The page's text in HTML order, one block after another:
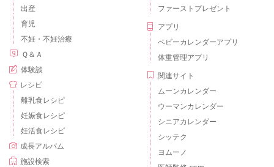
出産
育児
不妊・不妊治療
Ｑ＆Ａ
体験談
レシピ
離乳食レシピ
妊娠食レシピ
妊活食レシピ
成長アルバム
施設検索
ファーストプレゼント
アプリ
ベビーカレンダーアプリ
体重管理アプリ
関連サイト
ムーンカレンダー
ウーマンカレンダー
シニアカレンダー
シッテク
ヨムーノ